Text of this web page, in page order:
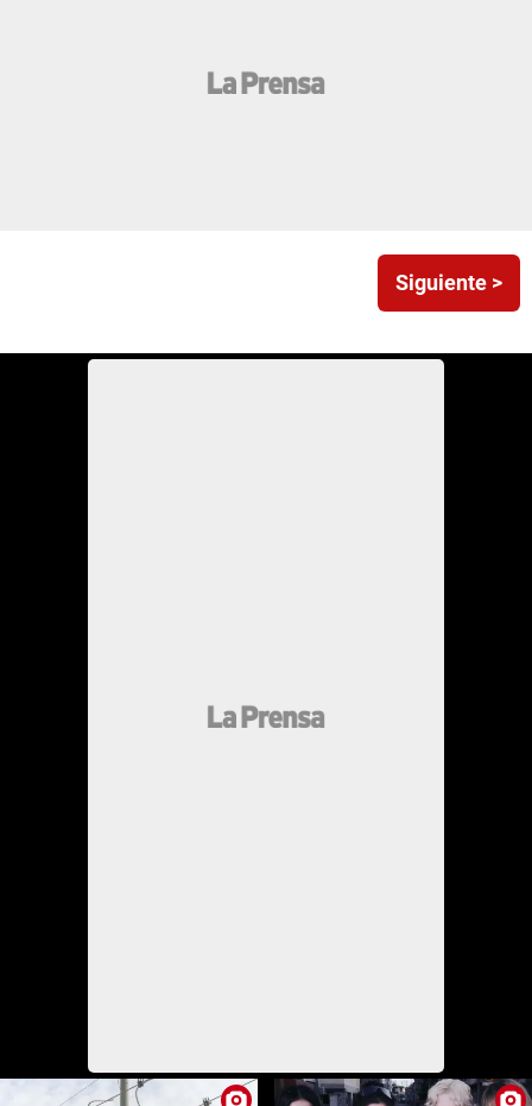
Siguiente >